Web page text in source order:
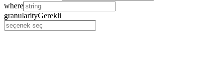
where
granularityGerekli